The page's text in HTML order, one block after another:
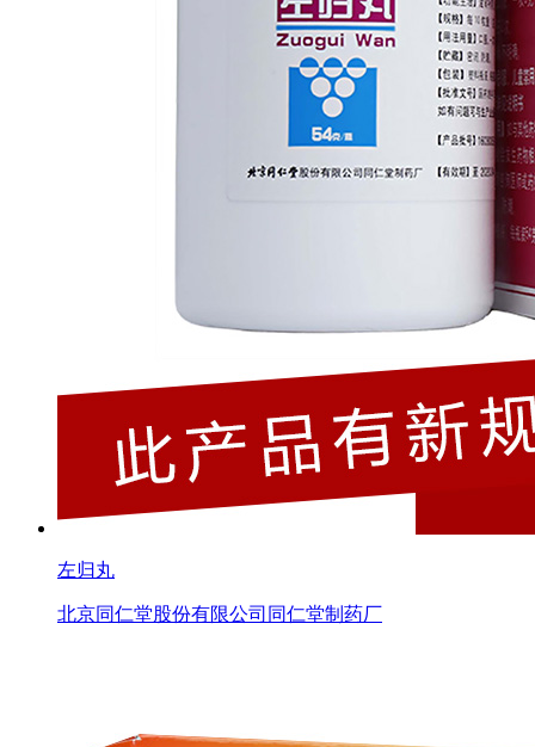
左归丸
北京同仁堂股份有限公司同仁堂制药厂